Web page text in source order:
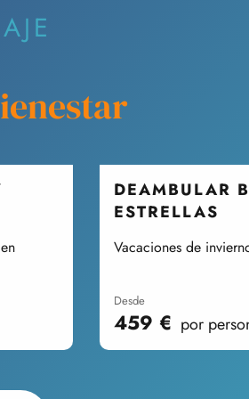
DEAMBULAR
ESTRELLAS
Vacaciones de
desde
459 € por